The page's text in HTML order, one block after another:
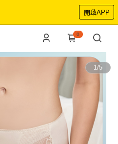
開啟APP
0
1/5